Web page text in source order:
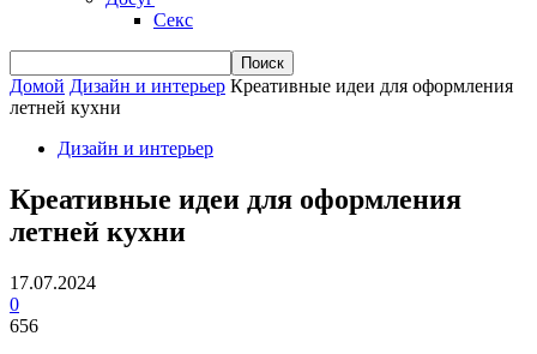
Секс
Домой Дизайн и интерьер Креативные идеи для оформления
летней кухни
Дизайн и интерьер
Креативные идеи для оформления
летней кухни
17.07.2024
0
656